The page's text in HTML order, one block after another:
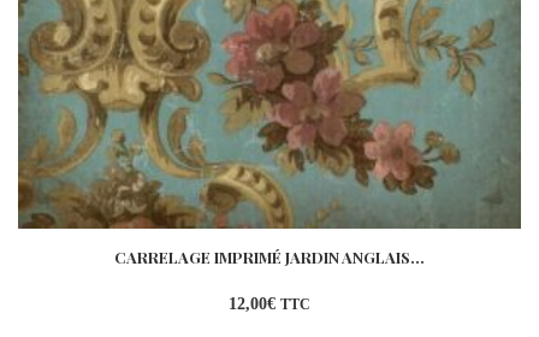
CARRELAGE IMPRIMÉ JARDIN ANGLAIS...
12,00€ TTC